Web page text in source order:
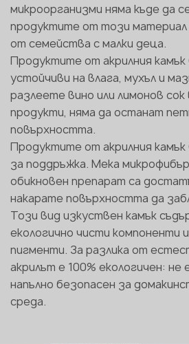
микроорганизми няма къде да
продуктите от този материал
от семейства с малки деца.
Продуктите от акрилния камък
устойчиви на влага, мухъл и
разлеете вино или лимонов
продукти, няма да останат
повърхността.
Продуктите от акрилния камък
за поддръжка. Мека
обикновен препарат са
накарате повърхността да
Този вид изкуствен камък
екологично чисти компоненти
пигменти. За разлика от
акрилът е 100% екологичен: не
напълно безопасен за
среда.